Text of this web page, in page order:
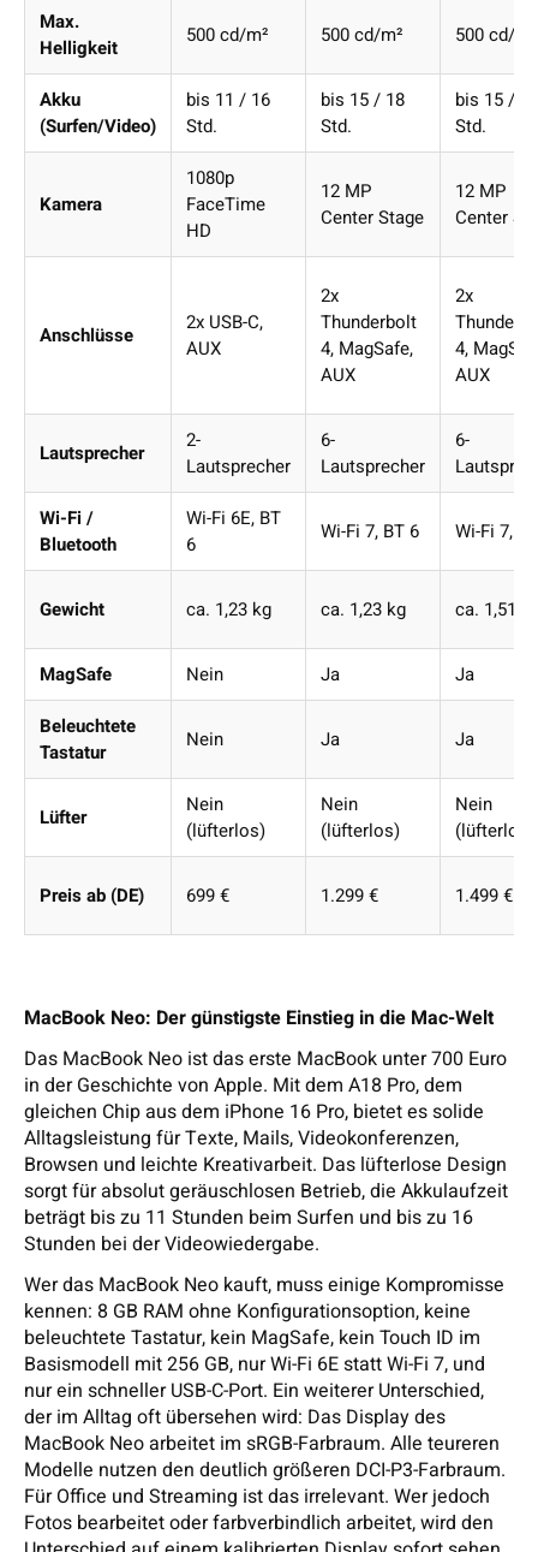
Max.
Helligkeit
500 cd/m² 500 cd/m² 500 cd/m²
Akku
(Surfen/Video)
bis 11 / 16
Std.
bis 15 / 18
Std.
bis 15 / 18
Std.
Kamera
1080p
FaceTime
HD
12 MP
Center Stage
12 MP
Center
Anschlüsse
2x USB-C,
AUX
2x
Thunderbolt
4, MagSafe,
AUX
2x
4,
AUX
Lautsprecher
2-
Lautsprecher
6-
Lautsprecher
6-
Wi-Fi /
Bluetooth
Wi-Fi 6E, BT
6
Wi-Fi 7, BT 6 Wi-Fi 7,
Gewicht ca. 1,23 kg ca. 1,23 kg ca. 1,51
MagSafe Nein Ja
Ja
Beleuchtete
Tastatur
Nein Ja Ja
Lüfter
Nein
(lüfterlos)
Nein
(lüfterlos)
Nein
(lüfterlos)
Preis ab (DE) 699 € 1.299 € 1.499 €
MacBook Neo: Der günstigste Einstieg in die Mac-Welt
Das MacBook Neo ist das erste MacBook unter 700 Euro
in der Geschichte von Apple. Mit dem A18 Pro, dem
gleichen Chip aus dem iPhone 16 Pro, bietet es solide
Alltagsleistung für Texte, Mails, Videokonferenzen,
Browsen und leichte Kreativarbeit. Das lüfterlose Design
sorgt für absolut geräuschlosen Betrieb, die Akkulaufzeit
beträgt bis zu 11 Stunden beim Surfen und bis zu 16
Stunden bei der Videowiedergabe.
Wer das MacBook Neo kauft, muss einige Kompromisse
kennen: 8 GB RAM ohne Konfigurationsoption, keine
beleuchtete Tastatur, kein MagSafe, kein Touch ID im
Basismodell mit 256 GB, nur Wi-Fi 6E statt Wi-Fi 7, und
nur ein schneller USB-C-Port. Ein weiterer Unterschied,
der im Alltag oft übersehen wird: Das Display des
MacBook Neo arbeitet im sRGB-Farbraum. Alle teureren
Modelle nutzen den deutlich größeren DCI-P3-Farbraum.
Für Office und Streaming ist das irrelevant. Wer jedoch
Fotos bearbeitet oder farbverbindlich arbeitet, wird den